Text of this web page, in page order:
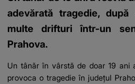
adevărată tragedie,
multe drifturi într-un
Prahova.
Un tânăr în vârstă de doar 19 ani
provoca o tragedieîn județul